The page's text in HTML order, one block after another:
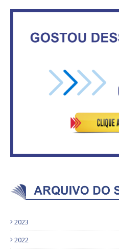
ASVECOM: Renúncia Ana Neves
2023
2022